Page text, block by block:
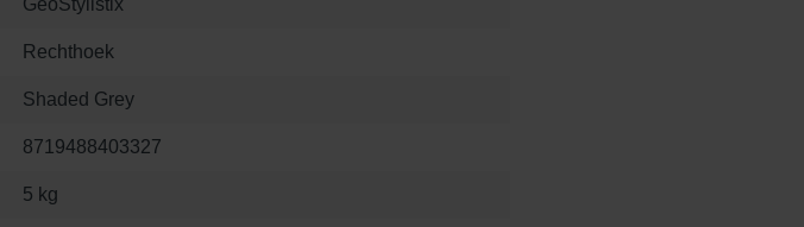
GeoStylistix
Rechthoek
Shaded Grey
8719488403327
5 kg